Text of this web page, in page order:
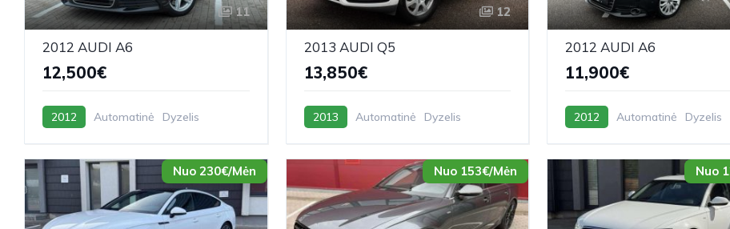
11
2012 AUDI A6
12,500€
2012 Automatinė Dyzelis
12
2013 AUDI Q5
13,850€
2013 Automatinė Dyzelis
2012 AUDI A6
11,900€
2012 Automatinė Dyzelis
Nuo 230€/Mėn Nuo 153€/Mėn Nuo